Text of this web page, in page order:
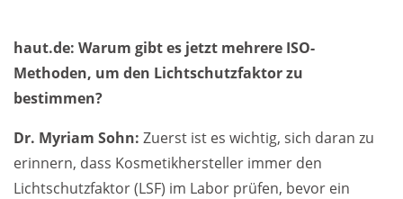
haut.de: Warum gibt es jetzt mehrere ISO-
Methoden, um den Lichtschutzfaktor zu
bestimmen?
Dr. Myriam Sohn: Zuerst ist es wichtig, sich daran zu
erinnern, dass Kosmetikhersteller immer den
Lichtschutzfaktor (LSF) im Labor prüfen, bevor ein